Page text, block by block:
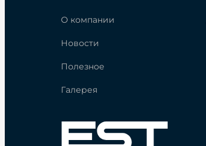
О компании
Новости
Полезное
Галерея